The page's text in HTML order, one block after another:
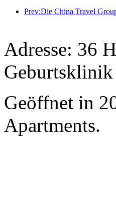
Adresse: 36
Geöffnet in
Apartments.